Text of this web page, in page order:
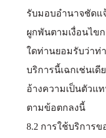
รับมอบอำนาจชัดแ
ผูกพันตามเงื่อนไข
ใดท่านยอมรับว่าท่
บริการนี้เฉกเช่นเ
อ้างความเป็นตัวแ
ตามข้อตกลงนี้
8.2 การใช้บริการข